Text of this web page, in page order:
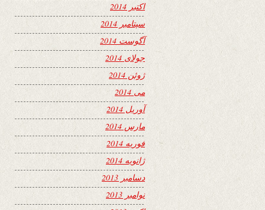
اکتبر 2014
سپتامبر 2014
آگوست 2014
جولای 2014
ژوئن 2014
می 2014
آوریل 2014
مارس 2014
فوریه 2014
ژانویه 2014
دسامبر 2013
نوامبر 2013